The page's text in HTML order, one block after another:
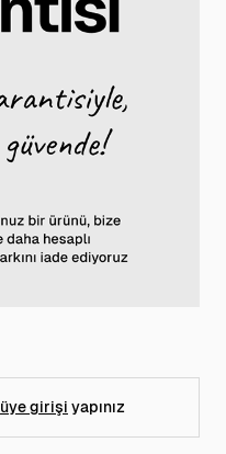
üye girişi yapınız